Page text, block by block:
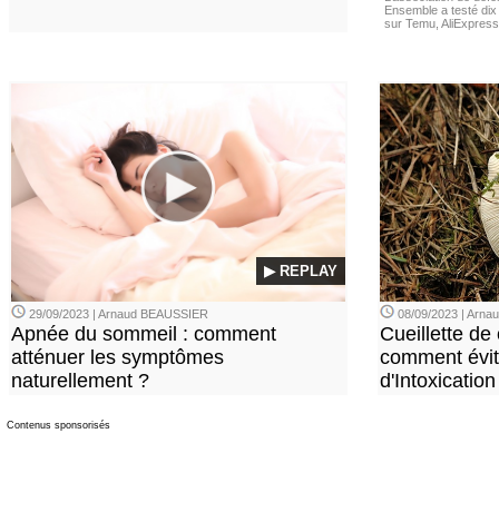
Ensemble a testé
sur Temu,
▶ REPLAY
29/09/2023 | Arnaud BEAUSSIER
Apnée du sommeil : comment
atténuer les symptômes
naturellement ?
08/09/2023 |
Cueillette de
comment
d'Intoxication
Contenus sponsorisés